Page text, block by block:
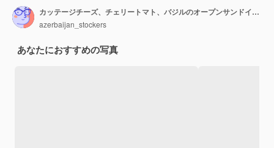
カッテージチーズ、チェリートマト、バジルのオープンサンドイッチ。
azerbaijan_stockers
あなたにおすすめの写真